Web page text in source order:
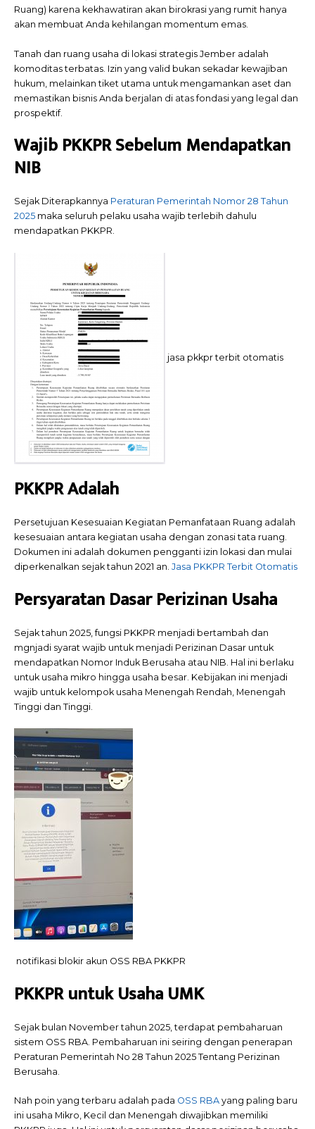
Ruang) karena kekhawatiran akan birokrasi yang rumit hanya
akan membuat Anda kehilangan momentum emas.
Tanah dan ruang usaha di lokasi strategis Jember adalah
komoditas terbatas. Izin yang valid bukan sekadar kewajiban
hukum, melainkan tiket utama untuk mengamankan aset dan
memastikan bisnis Anda berjalan di atas fondasi yang legal dan
prospektif.
Wajib PKKPR Sebelum Mendapatkan
NIB
Sejak Diterapkannya Peraturan Pemerintah Nomor 28 Tahun
2025 maka seluruh pelaku usaha wajib terlebih dahulu
mendapatkan PKKPR.
jasa pkkpr terbit otomatis
PKKPR Adalah
Persetujuan Kesesuaian Kegiatan Pemanfataan Ruang adalah
kesesuaian antara kegiatan usaha dengan zonasi tata ruang.
Dokumen ini adalah dokumen pengganti izin lokasi dan mulai
diperkenalkan sejak tahun 2021 an. Jasa PKKPR Terbit Otomatis
Persyaratan Dasar Perizinan Usaha
Sejak tahun 2025, fungsi PKKPR menjadi bertambah dan
mgnjadi syarat wajib untuk menjadi Perizinan Dasar untuk
mendapatkan Nomor Induk Berusaha atau NIB. Hal ini berlaku
untuk usaha mikro hingga usaha besar. Kebijakan ini menjadi
wajib untuk kelompok usaha Menengah Rendah, Menengah
Tinggi dan Tinggi.
notifikasi blokir akun OSS RBA PKKPR
PKKPR untuk Usaha UMK
Sejak bulan November tahun 2025, terdapat pembaharuan
sistem OSS RBA. Pembaharuan ini seiring dengan penerapan
Peraturan Pemerintah No 28 Tahun 2025 Tentang Perizinan
Berusaha.
Nah poin yang terbaru adalah pada OSS RBA yang paling baru
ini usaha Mikro, Kecil dan Menengah diwajibkan memiliki